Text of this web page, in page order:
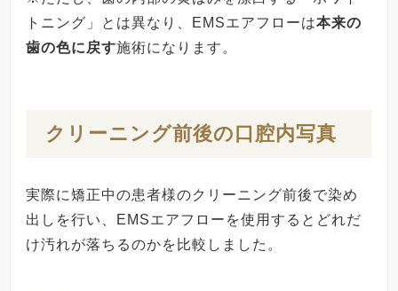
トニング」とは異なり、EMSエアフローは本来の
歯の色に戻す施術になります。
クリーニング前後の口腔内写真
実際に矯正中の患者様のクリーニング前後で染め
出しを行い、EMSエアフローを使用するとどれだ
け汚れが落ちるのかを比較しました。